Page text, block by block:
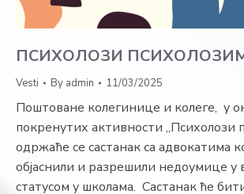
ПСИХОЛОЗИ
Vesti By admin 11/03/2025
Поштоване колегинице и колеге, у
покренутих активности „Психолози
одржаће се састанак са адвокатима
објаснили и разрешили недоумице у
статусом у школама. Састанак ће